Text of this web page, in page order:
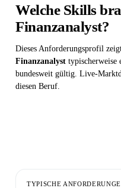
Welche Skills
Finanzanalyst?
Dieses Anforderungsprofil
Finanzanalyst
bundesweit gültig. Live-
diesen Beruf.
TYPISCHE